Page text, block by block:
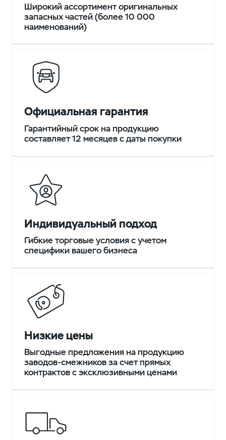
Широкий ассортимент оригинальных
запасных частей (более 10 000
наименований)
Официальная гарантия
Гарантийный срок на продукцию
составляет 12 месяцев с даты покупки
Индивидуальный подход
Гибкие торговые условия с учетом
специфики вашего бизнеса
Низкие цены
Выгодные предложения на продукцию
заводов-смежников за счет прямых
контрактов с эксклюзивными ценами